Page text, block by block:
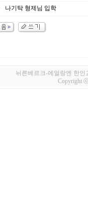
나기탁 형제님 입학
뉘른베르크-에얼랑엔 한인
Copyright